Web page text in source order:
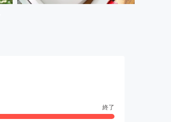
終了